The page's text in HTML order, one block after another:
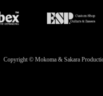
Copyright © Mokoma & Sakara